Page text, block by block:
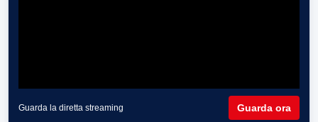
Guarda la diretta streaming Guarda ora